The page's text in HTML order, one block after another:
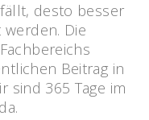
desto besser
Die
Beitrag in
sind 365 Tage im